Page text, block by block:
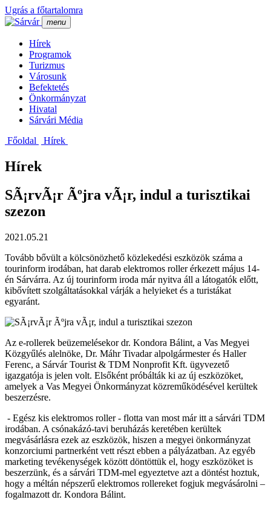
Ugrás a főtartalomra
menu
Hí­rek
Programok
Turizmus
Városunk
Befektetés
Önkormányzat
Hivatal
Sárvári Média
Főoldal
Hí­rek
Hírek
SÃ¡rvÃ¡r Ãºjra vÃ¡r, indul a turisztikai
szezon
2021.05.21
Tovább bővült a kölcsönözhető közlekedési eszközök száma a
tourinform irodában, hat darab elektromos roller érkezett május 14-
én Sárvárra. Az új tourinform iroda már nyitva áll a látogatók előtt,
kibővített szolgáltatásokkal várják a helyieket és a turistákat
egyaránt.
Az e-rollerek beüzemelésekor dr. Kondora Bálint, a Vas Megyei
Közgyűlés alelnöke, Dr. Máhr Tivadar alpolgármester és Haller
Ferenc, a Sárvár Tourist & TDM Nonprofit Kft. ügyvezető
igazgatója is jelen volt. Elsőként próbálták ki az új eszközöket,
amelyek a Vas Megyei Önkormányzat közreműködésével kerültek
beszerzésre.
- Egész kis elektromos roller - flotta van most már itt a sárvári TDM
irodában. A csónakázó-tavi beruházás keretében kerültek
megvásárlásra ezek az eszközök, hiszen a megyei önkormányzat
konzorciumi partnerként vett részt ebben a pályázatban. Az egyéb
marketing tevékenységek között döntöttük el, hogy eszközöket is
beszerzünk, és a sárvári TDM-mel egyeztetve azt a döntést hoztuk,
hogy a méltán népszerű elektromos rollereket fogjuk megvásárolni –
fogalmazott dr. Kondora Bálint.